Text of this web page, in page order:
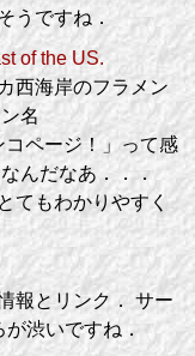
うですね．
of the US.
西海岸のフラメン
名
ページ！」って感
なんだなあ．．．
てもわかりやすく
報とリンク． サー
渋いですね．